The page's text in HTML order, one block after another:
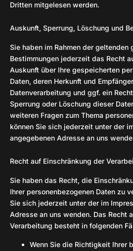
Dritten mitgelesen werden.
Auskunft, Sperrung, Löschung und
Sie haben im Rahmen der geltenden
Bestimmungen jederzeit das Recht
Auskunft über Ihre gespeicherten
Daten, deren Herkunft und
Datenverarbeitung und ggf. ein
Sperrung oder Löschung dieser
weiteren Fragen zum Thema
können Sie sich jederzeit unter der
angegebenen Adresse an uns
Recht auf Einschränkung der
Sie haben das Recht, die
Ihrer personenbezogenen Daten zu
Sie sich jederzeit unter der im
Adresse an uns wenden. Das Recht
Verarbeitung besteht in folgenden
Wenn Sie die Richtigkeit Ihrer